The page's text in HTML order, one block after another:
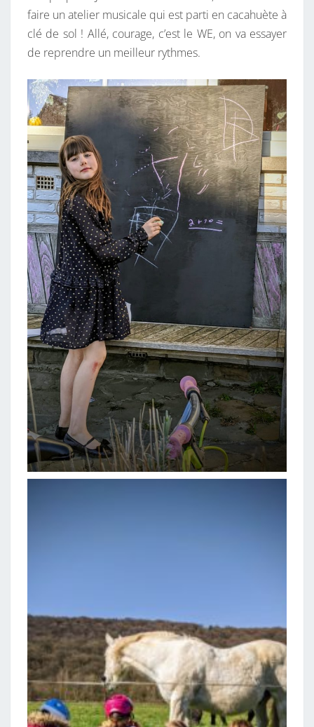
faire un atelier musicale qui est parti en cacahuète à
clé de sol ! Allé, courage, c’est le WE, on va essayer
de reprendre un meilleur rythmes.